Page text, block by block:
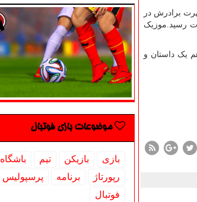
برادرش در
رسید.موزیک
یک داستان و
موضوعات بازی فوتبال
بازی بازیكن تیم
باشگاه
رپورتاژ
برنامه
پرسپولیس
فوتبال